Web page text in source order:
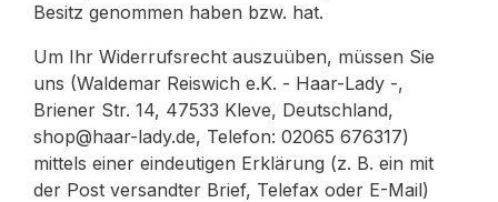
Besitz genommen haben bzw. hat.
Um Ihr Widerrufsrecht auszuüben, müssen Sie
uns (Waldemar Reiswich e.K. - Haar-Lady -,
Briener Str. 14, 47533 Kleve, Deutschland,
shop@haar-lady.de, Telefon: 02065 676317)
mittels einer eindeutigen Erklärung (z. B. ein mit
der Post versandter Brief, Telefax oder E-Mail)